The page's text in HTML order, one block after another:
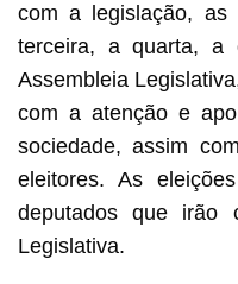
com a legislação, as
terceira, a quarta,
Assembleia
com a atenção e
sociedade, assim
eleitores. As
deputados que irão
Legislativa.